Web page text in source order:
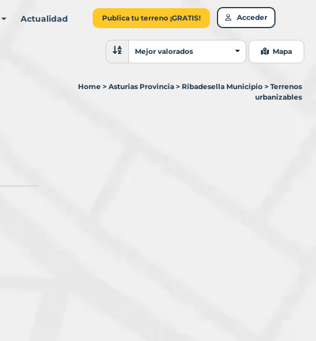
Actualidad Publica tu terreno ¡GRATIS! Acceder
Ordenar resultados
Mejor valorados Mapa
Home > Asturias Provincia > Ribadesella Municipio > Terrenos
urbanizables